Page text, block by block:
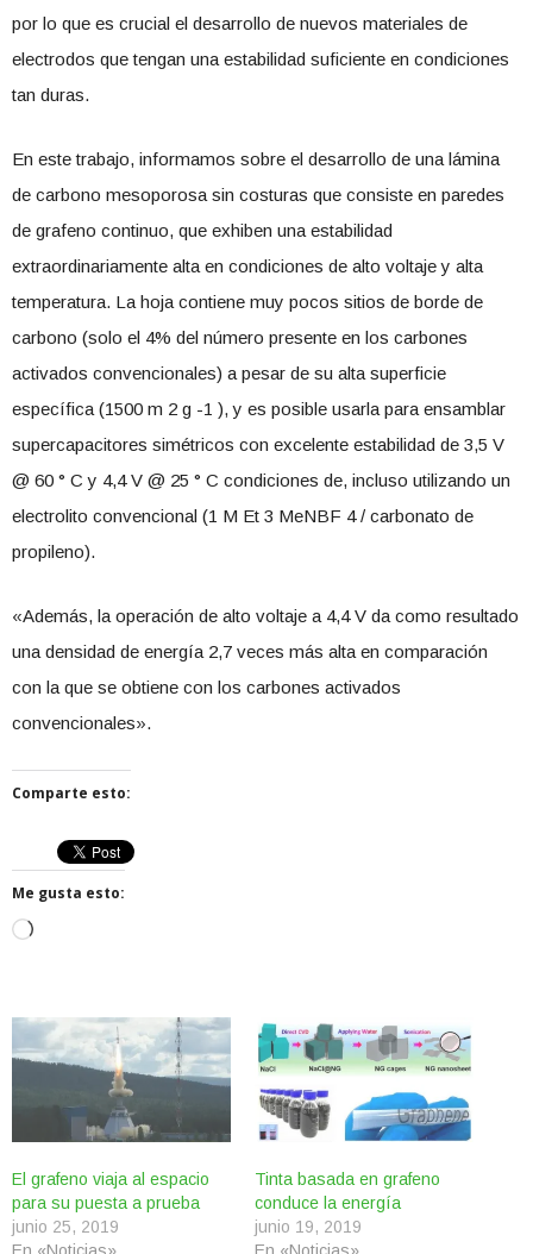
por lo que es crucial el desarrollo de nuevos materiales de
electrodos que tengan una estabilidad suficiente en condiciones
tan duras.
En este trabajo, informamos sobre el desarrollo de una lámina
de carbono mesoporosa sin costuras que consiste en paredes
de grafeno continuo, que exhiben una estabilidad
extraordinariamente alta en condiciones de alto voltaje y alta
temperatura. La hoja contiene muy pocos sitios de borde de
carbono (solo el 4% del número presente en los carbones
activados convencionales) a pesar de su alta superficie
específica (1500 m 2 g -1 ), y es posible usarla para ensamblar
supercapacitores simétricos con excelente estabilidad de 3,5 V
@ 60 ° C y 4,4 V @ 25 ° C condiciones de, incluso utilizando un
electrolito convencional (1 M Et 3 MeNBF 4 / carbonato de
propileno).
«Además, la operación de alto voltaje a 4,4 V da como resultado
una densidad de energía 2,7 veces más alta en comparación
con la que se obtiene con los carbones activados
convencionales».
Comparte esto:
Me gusta esto:
Cargando...
El grafeno viaja al espacio
para su puesta a prueba
junio 25, 2019
Tinta basada en grafeno
conduce la energía
junio 19, 2019